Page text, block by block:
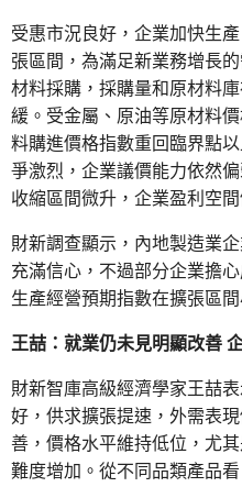
受惠市況良好，企業加快生
張區間，為滿足新業務增長
材料採購，採購量和原材料
緩。受金屬、原油等原材料
料購進價格指數重回臨界點
爭激烈，企業議價能力依然
收縮區間微升，企業盈利空
財新調查顯示，內地製造業
充滿信心，不過部分企業擔
生產經營預期指數在擴張區
王喆：就業仍未見明顯改善
財新智庫高級經濟學家王喆
好，供求擴張提速，外需表
善，價格水平維持低位，尤
難度增加。從不同品類產品